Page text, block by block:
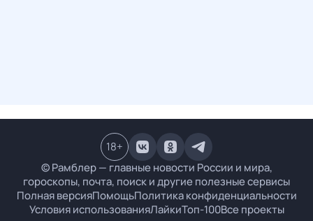
© Рамблер — главные новости России и мира,
гороскопы, почта, поиск и другие полезные сервисы
Полная версияПомощьПолитика конфиденциальности
Условия использованияЛайкиТоп-100Все проекты
18+